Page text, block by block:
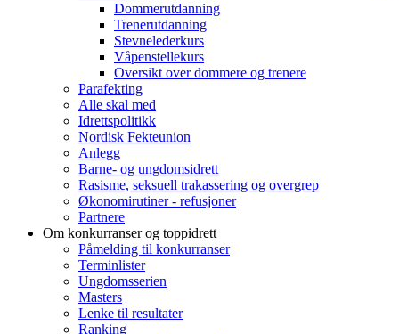
Dommerutdanning
Trenerutdanning
Stevnelederkurs
Våpenstellekurs
Oversikt over dommere og trenere
Parafekting
Alle skal med
Idrettspolitikk
Nordisk Fekteunion
Anlegg
Barne- og ungdomsidrett
Rasisme, seksuell trakassering og overgrep
Økonomirutiner - refusjoner
Partnere
Om konkurranser og toppidrett
Påmelding til konkurranser
Terminlister
Ungdomsserien
Masters
Lenke til resultater
Ranking